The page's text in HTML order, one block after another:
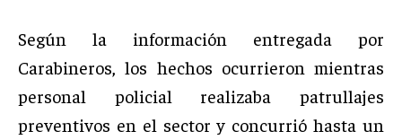
Según la información entregada por
Carabineros, los hechos ocurrieron mientras
personal policial realizaba patrullajes
preventivos en el sector y concurrió hasta un